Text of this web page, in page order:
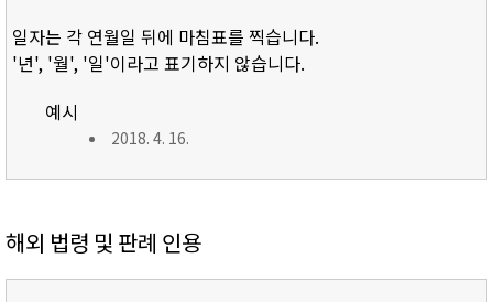
일자는 각 연월일 뒤에 마침표를 찍습니다.
'년', '월', '일'이라고 표기하지 않습니다.
예시
2018. 4. 16.
해외 법령 및 판례 인용